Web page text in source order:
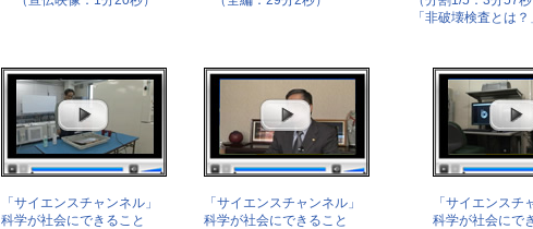
「非破壊検査とは？
「サイエンスチャンネル」
科学が社会にできること
「サイエンスチャンネル」
科学が社会にできること
「サイエンスチ
科学が社会にで